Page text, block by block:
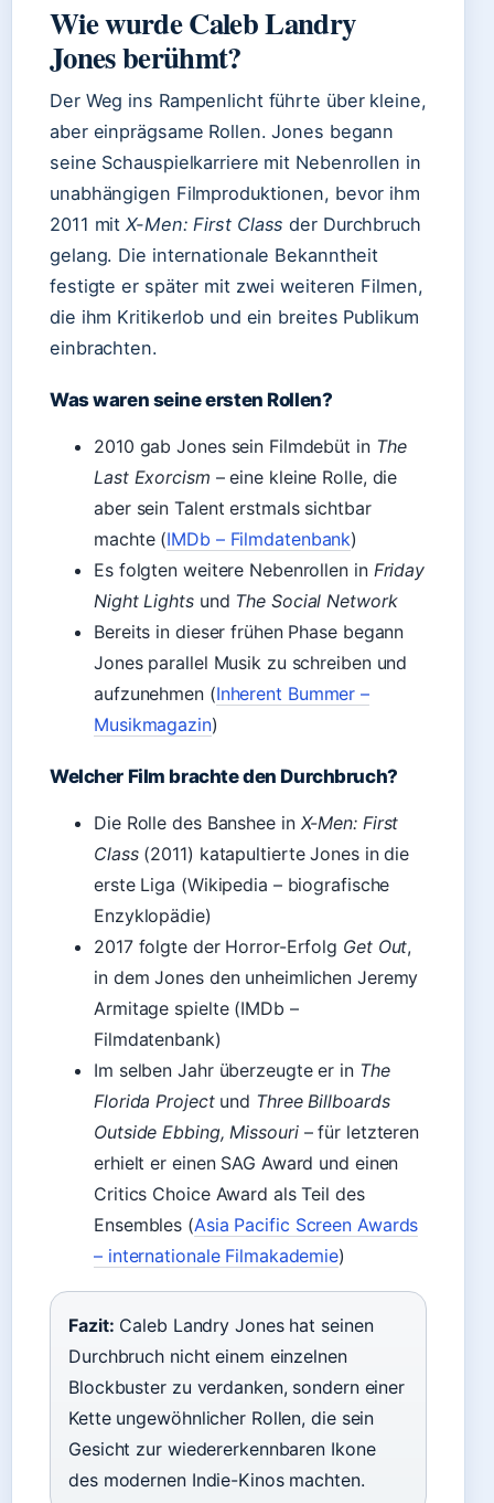
Wie wurde Caleb Landry
Jones berühmt?
Der Weg ins Rampenlicht führte über kleine,
aber einprägsame Rollen. Jones begann
seine Schauspielkarriere mit Nebenrollen in
unabhängigen Filmproduktionen, bevor ihm
2011 mitX-Men: First Class der Durchbruch
gelang. Die internationale Bekanntheit
festigte er später mit zwei weiteren Filmen,
die ihm Kritikerlob und ein breites Publikum
einbrachten.
Was waren seine ersten Rollen?
2010 gab Jones sein Filmdebüt in The
Last Exorcism – eine kleine Rolle, die
aber sein Talent erstmals sichtbar
machte (IMDb – Filmdatenbank)
Es folgten weitere Nebenrollen in Friday
Night Lightsund The Social Network
Bereits in dieser frühen Phase begann
Jones parallel Musik zu schreiben und
aufzunehmen (Inherent Bummer –
Musikmagazin)
Welcher Film brachte den Durchbruch?
Die Rolle des Banshee in X-Men: First
Class(2011) katapultierte Jones in die
erste Liga (Wikipedia – biografische
Enzyklopädie)
2017 folgte der Horror-Erfolg Get Out,
in dem Jones den unheimlichen Jeremy
Armitage spielte (IMDb –
Filmdatenbank)
Im selben Jahr überzeugte er in The
Florida Projectund Three Billboards
Outside Ebbing, Missouri– für letzteren
erhielt er einen SAG Award und einen
Critics Choice Award als Teil des
Ensembles (Asia Pacific Screen Awards
– internationale Filmakademie)
Fazit: Caleb Landry Jones hat seinen
Durchbruch nicht einem einzelnen
Blockbuster zu verdanken, sondern einer
Kette ungewöhnlicher Rollen, die sein
Gesicht zur wiedererkennbaren Ikone
des modernen Indie-Kinos machten.